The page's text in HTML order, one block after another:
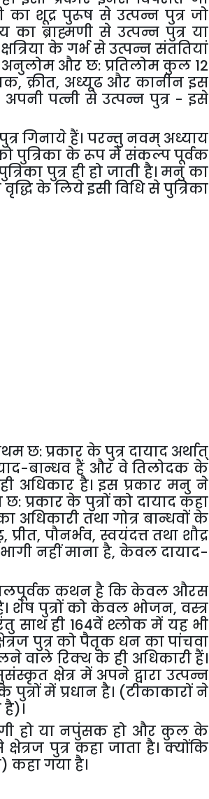
का शूद्र पुरूष से उत्पन्न पुत्र जो
का ब्राह्मणी से उत्पन्न पुत्र या
क्षत्रिया के गर्भ से उत्पन्न संततियां
अनुलोम और छ: प्रतिलोम कुल 12
, क्रीत, अध्यूढ और कानीन इस
अपनी पत्नी से उत्पन्न पुत्र-इसे
गिनायेहैं। परन्तुनवम् अध्याय
पुत्रिका केरूप में संकल्पपूर्वक
पुत्र ही हो जाती है। मनु का
वृद्धिकेलियेइसीविधिसेपुत्रिका
छ:प्रकारकेपुत्रदायाद अर्थात्
-बान्धव हैं और वे तिलोदक के
ही अधिकार है। इस प्रकार मनु ने
छ: प्रकारके पुत्रोंको दायादकहा
अधिकारी तथा गोत्र बान्धवों के
,प्रीत, पौनर्भव, स्वयंदत्त तथा शौद्र
भागी नहीं माना है, केवल दायाद-
कथनहै किकेवल औरस
शेष पुत्रों को केवल भोजन, वस्त्र
साथ ही 164वें श्लोक में यह भी
पुत्रकोपैतृक धन कापांचवा
वाले रिक्थके ही अधिकारीहैं।
क्षेत्र में अपने द्वारा उत्पन्न
पुत्रों में प्रधान है। (टीकाकारों ने
है)।
हो या नपुंसक हो और कुल के
क्षेत्रज पुत्र कहा जाता है। क्योंकि
) कहागयाहै।